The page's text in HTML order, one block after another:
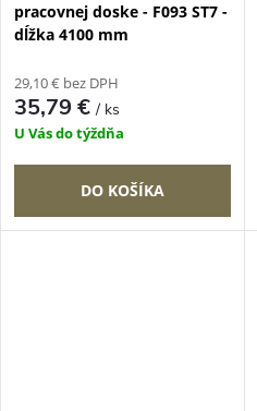
pracovnej doske - F093 ST7 -
dĺžka 4100 mm
29,10 € bez DPH
35,79 €/ ks
U Vás do týždňa
DO KOŠÍKA